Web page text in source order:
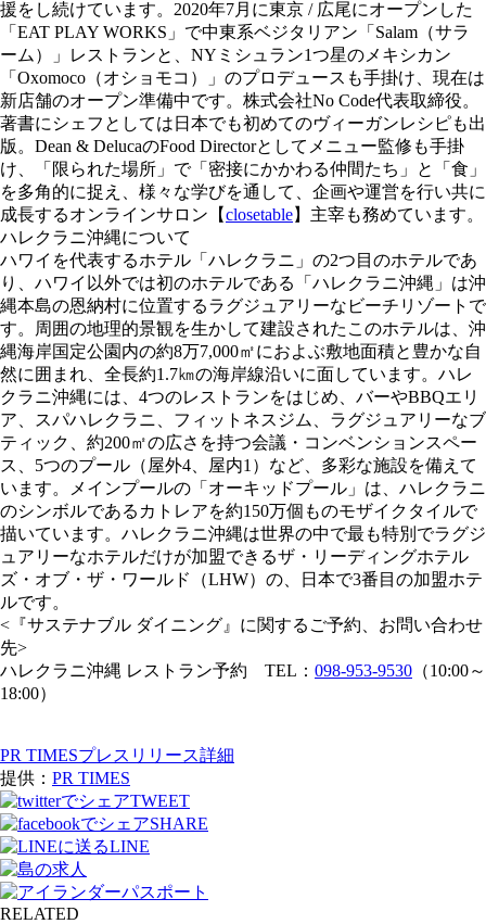
援をし続けています。2020年7月に東京 / 広尾にオープンした
「EAT PLAY WORKS」で中東系ベジタリアン「Salam（サラ
ーム）」レストランと、NYミシュラン1つ星のメキシカン
「Oxomoco（オショモコ）」のプロデュースも手掛け、現在は
新店舗のオープン準備中です。株式会社No Code代表取締役。
著書にシェフとしては日本でも初めてのヴィーガンレシピも出
版。Dean & DelucaのFood Directorとしてメニュー監修も手掛
け、「限られた場所」で「密接にかかわる仲間たち」と「食」
を多角的に捉え、様々な学びを通して、企画や運営を行い共に
成長するオンラインサロン【closetable】主宰も務めています。
ハレクラニ沖縄について
ハワイを代表するホテル「ハレクラニ」の2つ目のホテルであ
り、ハワイ以外では初のホテルである「ハレクラニ沖縄」は沖
縄本島の恩納村に位置するラグジュアリーなビーチリゾートで
す。周囲の地理的景観を生かして建設されたこのホテルは、沖
縄海岸国定公園内の約8万7,000㎡におよぶ敷地面積と豊かな自
然に囲まれ、全長約1.7㎞の海岸線沿いに面しています。ハレ
クラニ沖縄には、4つのレストランをはじめ、バーやBBQエリ
ア、スパハレクラニ、フィットネスジム、ラグジュアリーなブ
ティック、約200㎡の広さを持つ会議・コンベンションスペー
ス、5つのプール（屋外4、屋内1）など、多彩な施設を備えて
います。メインプールの「オーキッドプール」は、ハレクラニ
のシンボルであるカトレアを約150万個ものモザイクタイルで
描いています。ハレクラニ沖縄は世界の中で最も特別でラグジ
ュアリーなホテルだけが加盟できるザ・リーディングホテル
ズ・オブ・ザ・ワールド（LHW）の、日本で3番目の加盟ホテ
ルです。
<『サステナブル ダイニング』に関するご予約、お問い合わせ
先>
ハレクラニ沖縄 レストラン予約 TEL： 098-953-9530 （10:00～
18:00）
PR TIMESプレスリリース詳細
提供： PR TIMES
TWEET
SHARE
LINE
RELATED